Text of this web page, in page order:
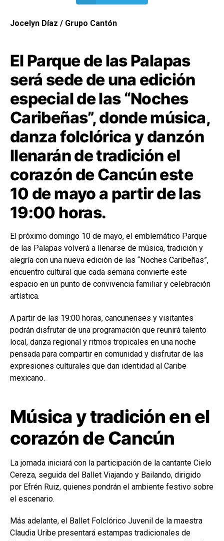
Jocelyn Díaz / Grupo Cantón
El Parque de las Palapas
será sede de una edición
especial de las “Noches
Caribeñas”, donde música,
danza folclórica y danzón
llenarán de tradición el
corazón de Cancún este
10 de mayo a partir de las
19:00 horas.
El próximo domingo 10 de mayo, el emblemático Parque
de las Palapas volverá a llenarse de música, tradición y
alegría con una nueva edición de las “Noches Caribeñas”,
encuentro cultural que cada semana convierte este
espacio en un punto de convivencia familiar y celebración
artística.
A partir de las 19:00 horas, cancunenses y visitantes
podrán disfrutar de una programación que reunirá talento
local, danza regional y ritmos tropicales en una noche
pensada para compartir en comunidad y disfrutar de las
expresiones culturales que dan identidad al Caribe
mexicano.
Música y tradición en el
corazón de Cancún
La jornada iniciará con la participación de la cantante Cielo
Cereza, seguida del Ballet Viajando y Bailando, dirigido
por Efrén Ruiz, quienes pondrán el ambiente festivo sobre
el escenario.
Más adelante, el Ballet Folclórico Juvenil de la maestra
Claudia Uribe presentará estampas tradicionales de